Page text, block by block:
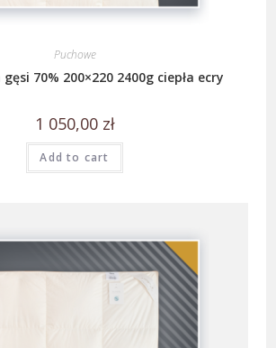
Puchowe
70% 200×220 2400g ciepła ecry
1 050,00 zł
Add to cart